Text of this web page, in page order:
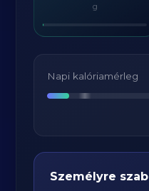
g
Napi kalóriamérleg
Személyre